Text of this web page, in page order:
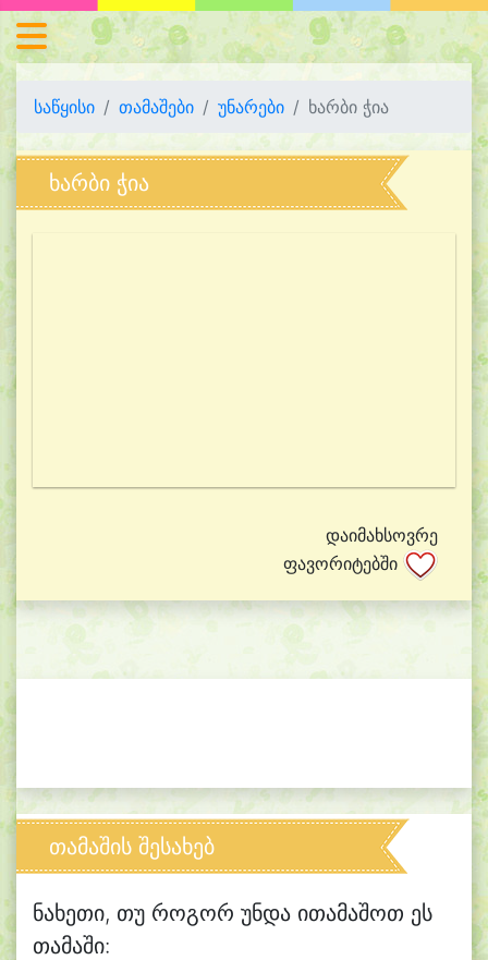
საწყისი თამაშები უნარები ხარბი ჭია
ხარბი ჭია
დაიმახსოვრე
ფავორიტებში
თამაშის შესახებ
ნახეთი, თუ როგორ უნდა ითამაშოთ ეს
თამაში: